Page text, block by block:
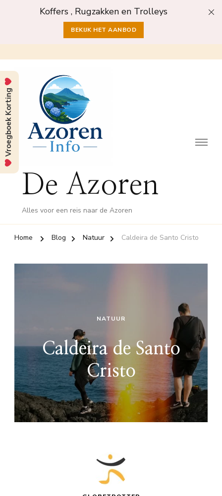
Koffers , Rugzakken en Trolleys
BEKIJK HET AANBOD
De Azoren
Alles voor een reis naar de Azoren
Home Blog Natuur Caldeira de Santo Cristo
NATUUR
Caldeira de Santo
Cristo
Vroegboek Korting